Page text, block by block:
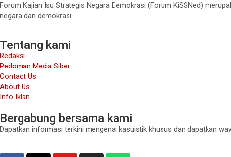
Forum Kajian Isu Strategis Negara Demokrasi (Forum KiSSNed)
negara dan demokrasi.
Tentang kami
Redaksi
Pedoman Media Siber
Contact Us
About Us
Info Iklan
Bergabung bersama kami
Dapatkan informasi terkini mengenai kasuistik khusus dan dapatkan